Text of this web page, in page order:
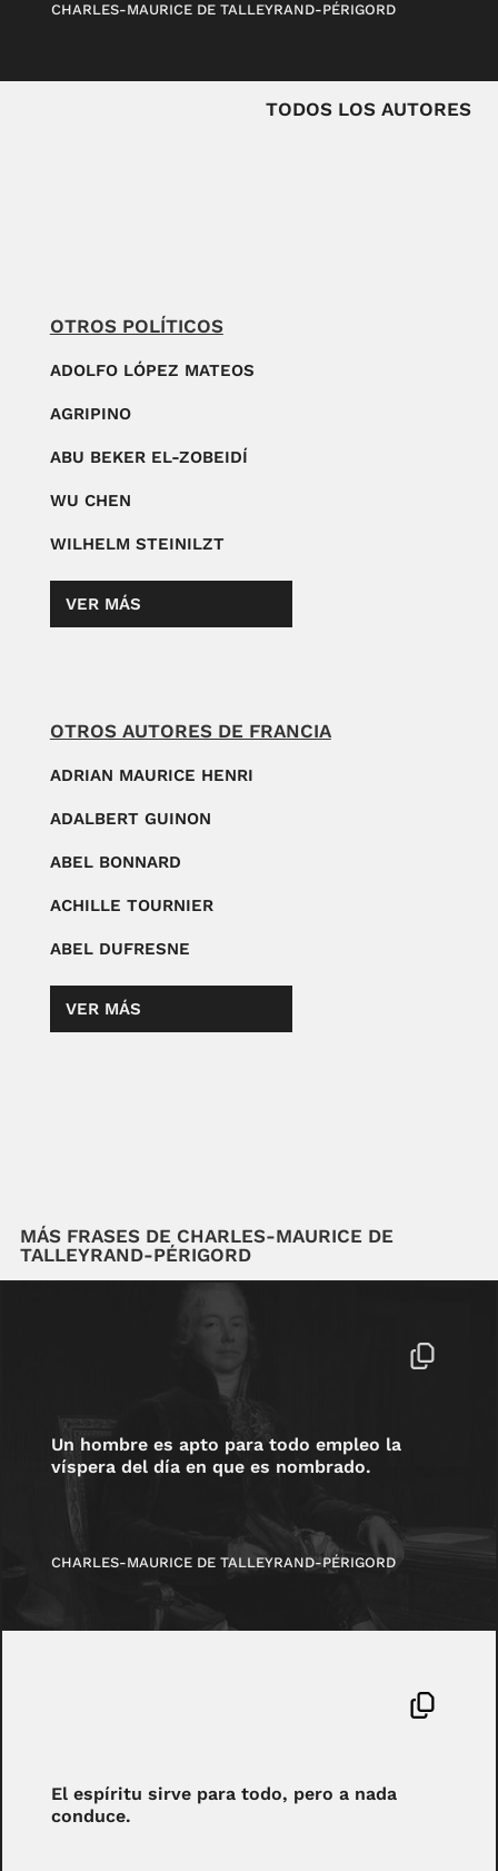
CHARLES-MAURICE DE TALLEYRAND-PÉRIGORD
TODOS LOS AUTORES
OTROS POLÍTICOS
ADOLFO LÓPEZ MATEOS
AGRIPINO
ABU BEKER EL-ZOBEIDÍ
WU CHEN
WILHELM STEINILZT
VER MÁS
OTROS AUTORES DE FRANCIA
ADRIAN MAURICE HENRI
ADALBERT GUINON
ABEL BONNARD
ACHILLE TOURNIER
ABEL DUFRESNE
VER MÁS
MÁS FRASES DE CHARLES-MAURICE DE
TALLEYRAND-PÉRIGORD
Un hombre es apto para todo empleo la
víspera del día en que es nombrado.
CHARLES-MAURICE DE TALLEYRAND-PÉRIGORD
El espíritu sirve para todo, pero a nada
conduce.